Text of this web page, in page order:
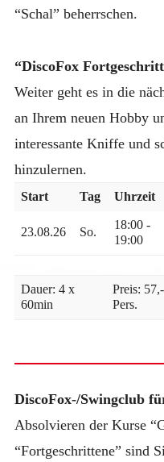
“Schal” beherrschen.
“DiscoFox
Weiter geht es in die
an Ihrem neuen Hobby
interessante Kniffe und
hinzulernen.
Start Tag Uhrzeit
23.08.26 So.
18:00 -
19:00
Dauer: 4 x
60min
Preis:
Pers.
DiscoFox-/Swingclub
Absolvieren der Kurse
“Fortgeschrittene” sind